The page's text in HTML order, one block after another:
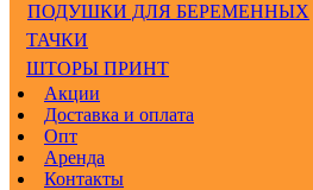
ПОДУШКИ ДЛЯ БЕРЕМЕННЫХ
ТАЧКИ
ШТОРЫ ПРИНТ
Акции
Доставка и оплата
Опт
Аренда
Контакты